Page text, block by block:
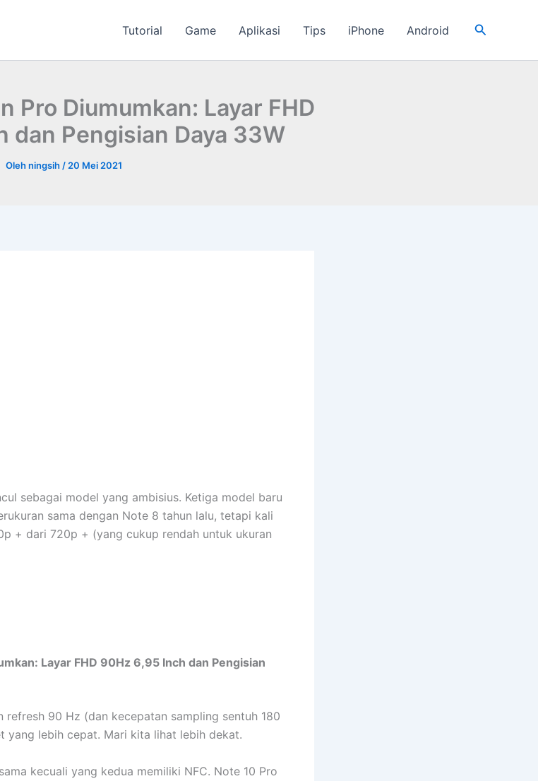
Tutorial Game Aplikasi Tips iPhone Android Cari
Pro Diumumkan: Layar FHD
dan Pengisian Daya 33W
Olehningsih / 20 Mei 2021
sebagai model yang ambisius. Ketiga model baru
sama dengan Note 8 tahun lalu, tetapi kali
+ dari 720p + (yang cukup rendah untuk ukuran
Layar FHD 90Hz 6,95 Inch dan Pengisian
refresh 90 Hz (dan kecepatan sampling sentuh 180
yang lebih cepat. Mari kita lihat lebih dekat.
kecuali yang kedua memiliki NFC. Note 10 Pro